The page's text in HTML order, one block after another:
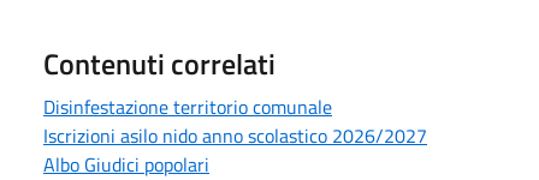
Contenuti correlati
Disinfestazione territorio comunale
Iscrizioni asilo nido anno scolastico 2026/2027
Albo Giudici popolari